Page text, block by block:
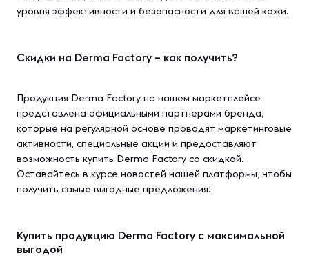
уровня эффективности и безопасности для вашей кожи.
Скидки на Derma Factory – как получить?
Продукция Derma Factory на нашем маркетплейсе
представлена официальными партнерами бренда,
которые на регулярной основе проводят маркетинговые
активности, специальные акции и предоставляют
возможность купить Derma Factory со скидкой.
Оставайтесь в курсе новостей нашей платформы, чтобы
получить самые выгодные предложения!
Купить продукцию Derma Factory с максимальной
выгодой